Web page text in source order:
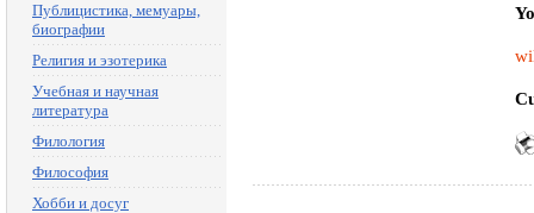
Публицистика, мемуары,
биографии
Религия и эзотерика
Учебная и научная
литература
Филология
Философия
Хобби и досуг